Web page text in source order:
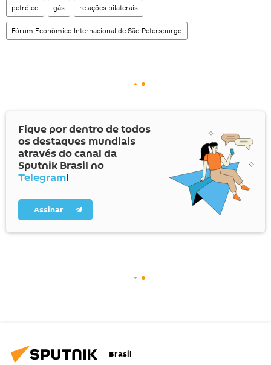
petróleo gás relações bilaterais
Fórum Econômico Internacional de São Petersburgo
Fique por dentro de todos
os destaques mundiais
através do canal da
Sputnik Brasil no
Telegram!
Assinar
Brasil